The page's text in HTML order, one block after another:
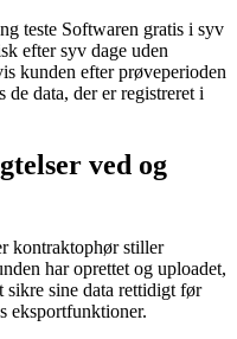
teste Softwaren gratis i syv
efter syv dage uden
kunden efter prøveperioden
de data, der er registreret i
ved og
kontraktophør stiller
har oprettet og uploadet,
sikre sine data rettidigt før
eksportfunktioner.